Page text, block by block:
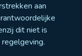
aan
dit niet is